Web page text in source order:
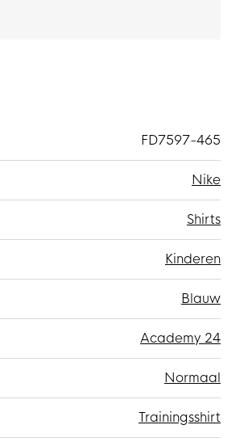
FD7597-465
Nike
Shirts
Kinderen
Blauw
Academy 24
Normaal
Trainingsshirt